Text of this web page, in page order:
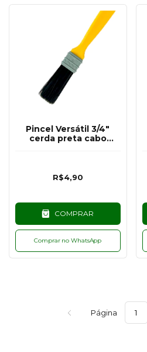
Pincel Versátil 3/4"
cerda preta cabo
R$4,90
COMPRAR
Comprar no WhatsApp
Página